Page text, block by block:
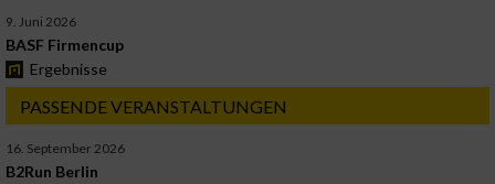
9. Juni 2026
BASF Firmencup
Ergebnisse
PASSENDE VERANSTALTUNGEN
16. September 2026
B2Run Berlin